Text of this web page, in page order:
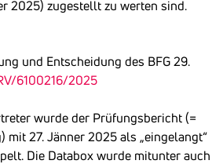
2025) zugestellt zu werten sind.
und Entscheidung des BFG 29.
6100216/2025
wurde der Prüfungsbericht (=
mit 27. Jänner 2025 als „eingelangt“
Die Databox wurde mitunter auch